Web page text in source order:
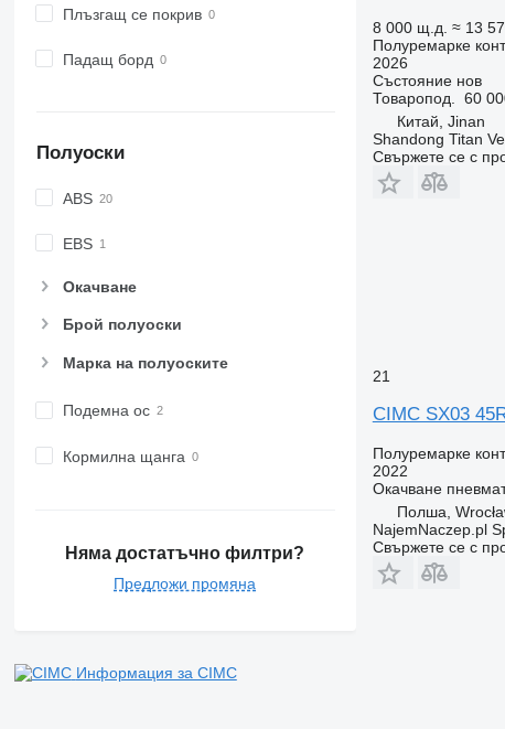
Плъзгащ се покрив
Падащ борд
Полуоски
ABS
EBS
Окачване
Брой полуоски
Марка на полуоските
Подемна ос
Кормилна щанга
Няма достатъчно филтри?
Предложи промяна
Информация за CIMC
8 000 щ.д. ≈ 13
Полуремарке
2026
Състояниенов
Товаропод.
60
Китай, Jinan
Shandong Titan
Свържете се с
21
CIMC SX03
Полуремарке
2022
Окачване
Полша,
NajemNaczep.pl
Свържете се с